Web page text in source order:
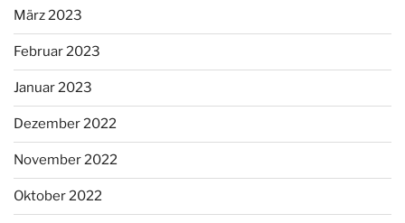
März 2023
Februar 2023
Januar 2023
Dezember 2022
November 2022
Oktober 2022